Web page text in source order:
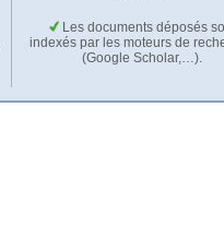
Les documents déposés
indexés par les moteurs de
(Google Scholar,…).